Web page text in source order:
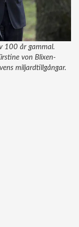
100 år gammal.
von Blixen-
miljardtillgångar.